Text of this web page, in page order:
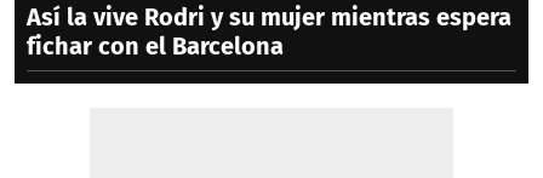
Así la vive Rodri y su mujer mientras espera
fichar con el Barcelona